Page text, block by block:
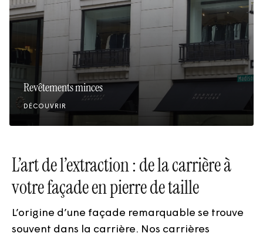
Revêtements minces
DÉCOUVRIR
L’art de l’extraction : de la carrière à
votre façade en pierre de taille
L’origine d’une façade remarquable se trouve
souvent dans la carrière. Nos carrières